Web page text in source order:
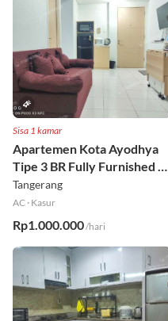
Sisa 1 kamar
Apartemen Kota Ayodhya
Tipe 3 BR Fully Furnished Lt
6
Tangerang
AC · Kasur
Rp1.000.000/hari